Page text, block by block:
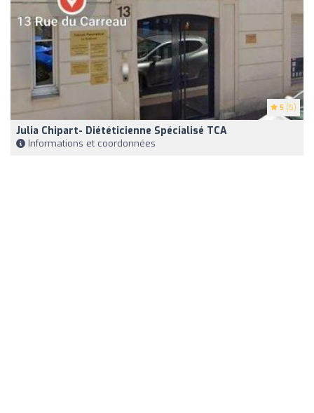
5 (5)
Julia Chipart- Diététicienne Spécialisé TCA
Informations et coordonnées